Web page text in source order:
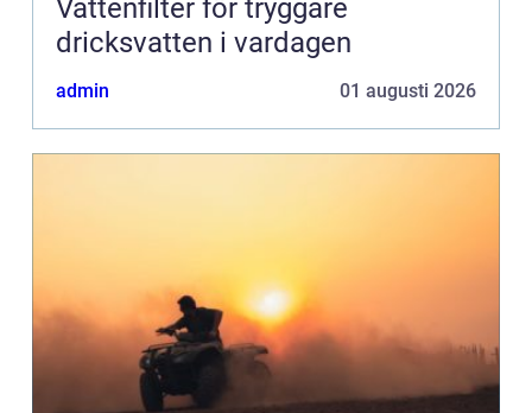
Vattenfilter för tryggare
dricksvatten i vardagen
admin 01 augusti 2026